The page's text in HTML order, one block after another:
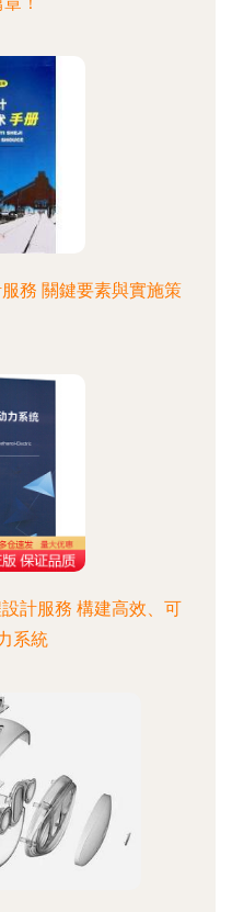
務 關鍵要素與實施策
計服務 構建高效、可
系統